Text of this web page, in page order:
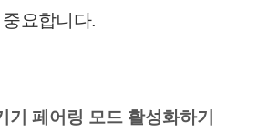
요합니다.
기 페어링 모드 활성화하기